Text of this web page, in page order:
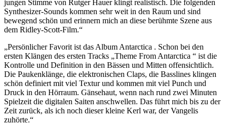
jungen Stimme von Rutger Hauer klingt realistisch. Die folgenden
Synthesizer-Sounds kommen sehr weit in den Raum und sind
bewegend schön und erinnern mich an diese berühmte Szene aus
dem Ridley-Scott-Film.“
„Persönlicher Favorit ist das Album Antarctica . Schon bei den
ersten Klängen des ersten Tracks „Theme From Antarctica “ ist die
Kontrolle und Definition in den Bässen und Mitten offensichtlich.
Die Paukenklänge, die elektronischen Claps, die Basslines klingen
schön definiert mit viel Textur und kommen mit viel Punch und
Druck in den Hörraum. Gänsehaut, wenn nach rund zwei Minuten
Spielzeit die digitalen Saiten anschwellen. Das führt mich bis zu der
Zeit zurück, als ich noch dieser kleine Kerl war, der Vangelis
zuhörte.“